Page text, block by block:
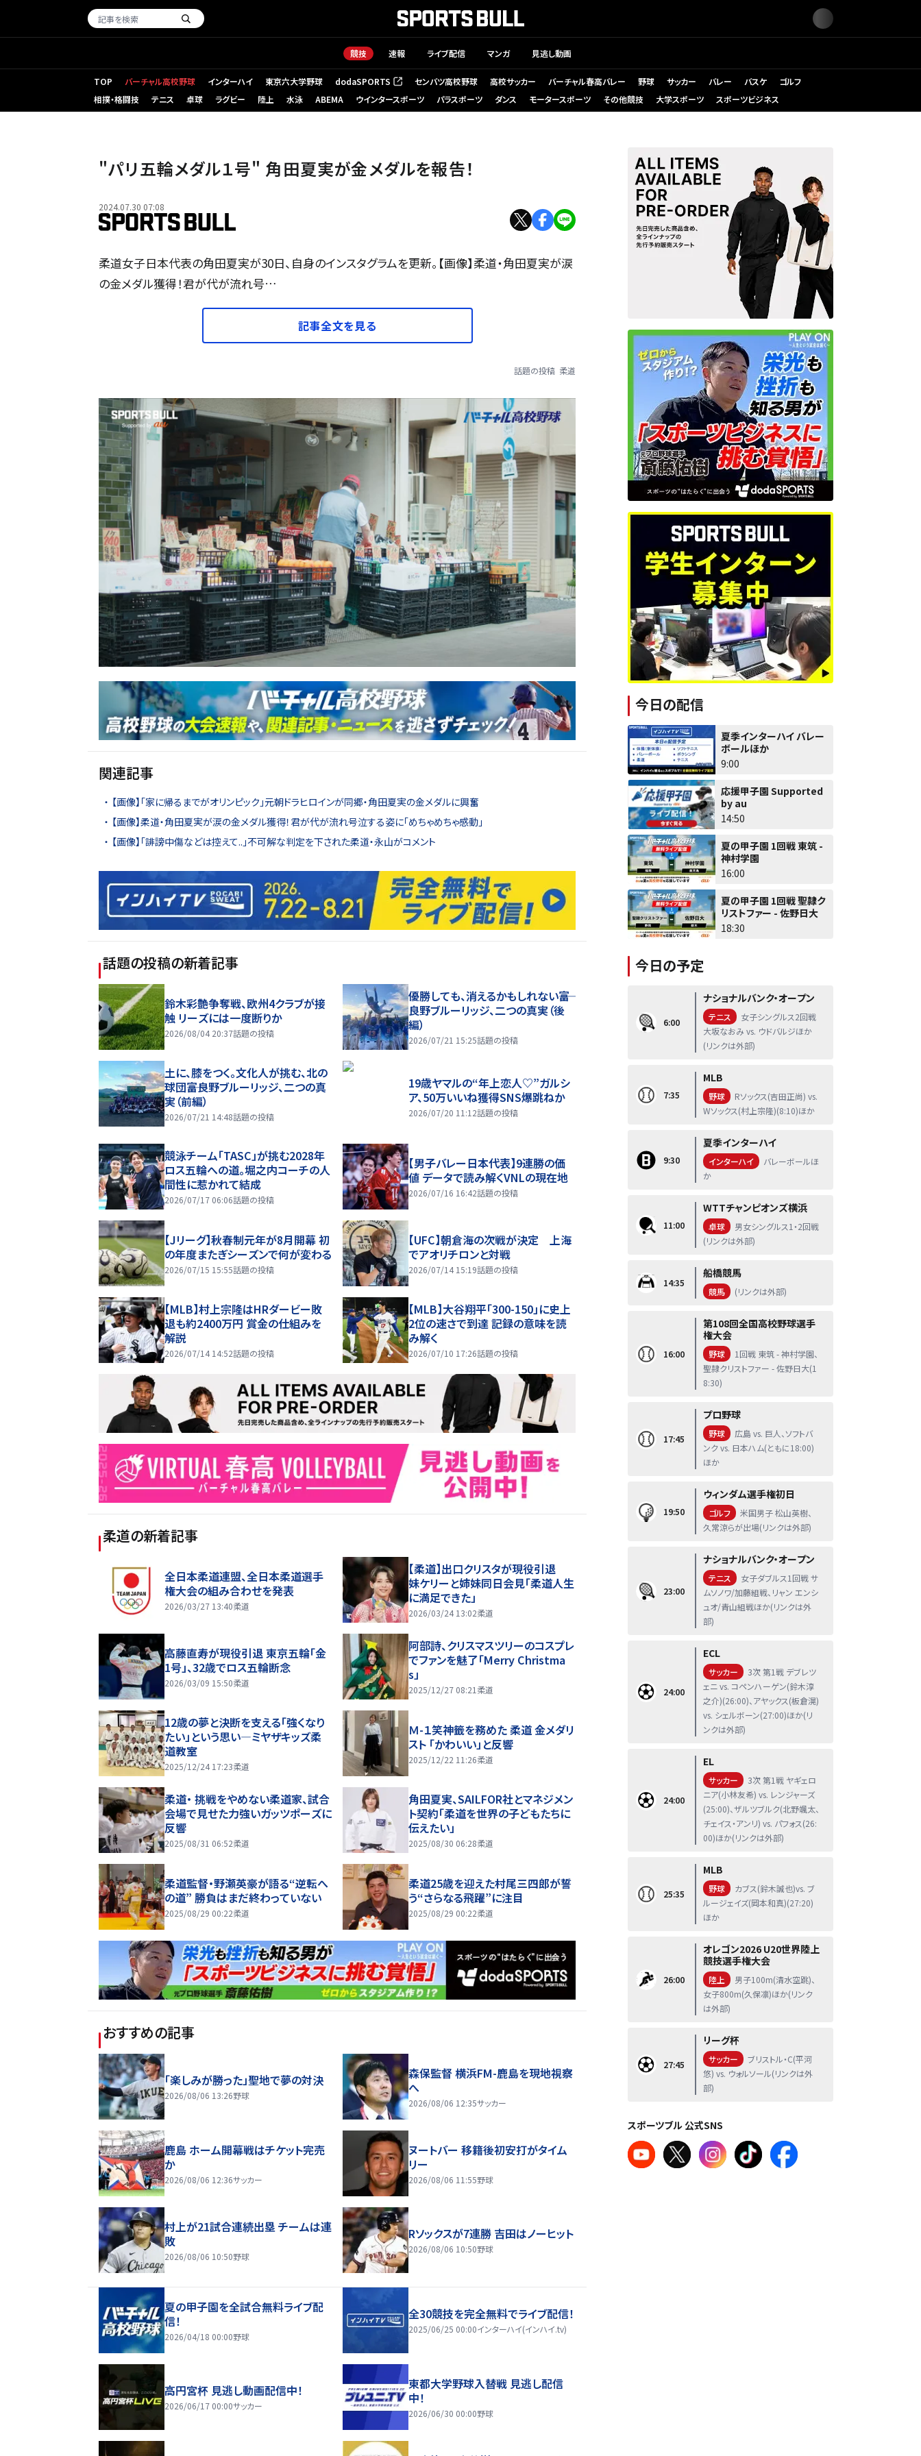
競技 速報 ライブ配信 マンガ 見逃し動画
TOP バーチャル高校野球 インターハイ 東京六大学野球 dodaSPORTS
（新しいタブで開く） センバツ高校野球 高校サッカー バーチャル春高バレー 野球 サッカー バレー バスケ
ゴルフ
相撲・格闘技
テニス 卓球 ラグビー 陸上 水泳 ABEMA ウインタースポーツ パラスポーツ ダンス モータースポーツ その他競技 大学スポーツ スポーツビジネス
"パリ五輪メダル１号" 角田夏実が金メダルを報告！
2024.07.30 07:08
柔道女子日本代表の角田夏実が30日、自身のインスタグラムを更新。【画像】柔道・角田夏実が涙
の金メダル獲得！君が代が流れ号…
記事全文を見る
話題の投稿 柔道
関連記事
【画像】「家に帰るまでがオリンピック」元朝ドラヒロインが同郷・角田夏実の金メダルに興奮
【画像】柔道・角田夏実が涙の金メダル獲得！君が代が流れ号泣する姿に「めちゃめちゃ感動」
【画像】「誹謗中傷などは控えて..」不可解な判定を下された柔道・永山がコメント
話題の投稿の新着記事
鈴木彩艶争奪戦、欧州4クラブが接
触 リーズには一度断りか
2026/08/04 20:37話題の投稿
優勝しても、消えるかもしれない――富
良野ブルーリッジ、二つの真実（後
編）
2026/07/21 15:25話題の投稿
土に、膝をつく。文化人が挑む、北の
球団――富良野ブルーリッジ、二つの真
実（前編）
2026/07/21 14:48話題の投稿
19歳ヤマルの“年上恋人♡”ガルシ
ア、50万いいね獲得SNS爆跳ねか
2026/07/20 11:12話題の投稿
競泳チーム「TASC」が挑む2028年
ロス五輪への道。堀之内コーチの人
間性に惹かれて結成
2026/07/17 06:06話題の投稿
【男子バレー日本代表】9連勝の価
値 データで読み解くVNLの現在地
2026/07/16 16:42話題の投稿
【Jリーグ】秋春制元年が8月開幕 初
の年度またぎシーズンで何が変わる
2026/07/15 15:55話題の投稿
【UFC】朝倉海の次戦が決定 上海
でアオリチロンと対戦
2026/07/14 15:19話題の投稿
【MLB】村上宗隆はHRダービー敗
退も約2400万円 賞金の仕組みを
解説
2026/07/14 14:52話題の投稿
【MLB】大谷翔平「300-150」に史上
2位の速さで到達 記録の意味を読
み解く
2026/07/10 17:26話題の投稿
柔道の新着記事
全日本柔道連盟、全日本柔道選手
権大会の組み合わせを発表
2026/03/27 13:40柔道
【柔道】出口クリスタが現役引退
妹ケリーと姉妹同日会見「柔道人生
に満足できた」
2026/03/24 13:02柔道
高藤直寿が現役引退 東京五輪「金
1号」、32歳でロス五輪断念
2026/03/09 15:50柔道
阿部詩、クリスマスツリーのコスプレ
でファンを魅了「Merry Christma
s」
2025/12/27 08:21 柔道
12歳の夢と決断を支える「強くなり
たい」という思い―ミヤザキッズ柔
道教室
2025/12/24 17:23柔道
Ｍ-１笑神籤を務めた 柔道 金メダリ
スト 「かわいい」と反響
2025/12/22 11:26柔道
柔道・ 挑戦をやめない柔道家、試合
会場で見せた力強いガッツポーズに
反響
2025/08/31 06:52柔道
角田夏実、SAILFOR社とマネジメン
ト契約「柔道を世界の子どもたちに
伝えたい」
2025/08/30 06:28柔道
柔道監督・野瀬英豪が語る“逆転へ
の道” 勝負はまだ終わっていない
2025/08/29 00:22柔道
柔道25歳を迎えた村尾三四郎が誓
う“さらなる飛躍”に注目
2025/08/29 00:22柔道
おすすめの記事
「楽しみが勝った」聖地で夢の対決
2026/08/06 13:26野球
森保監督 横浜FM-鹿島を現地視察
へ
2026/08/06 12:35サッカー
鹿島 ホーム開幕戦はチケット完売
か
2026/08/06 12:36サッカー
ヌートバー 移籍後初安打がタイム
リー
2026/08/06 11:55野球
村上が21試合連続出塁 チームは連
敗
2026/08/06 10:50野球
Rソックスが7連勝 吉田はノーヒット
2026/08/06 10:50野球
夏の甲子園を全試合無料ライブ配
信！
2026/04/18 00:00野球
全30競技を完全無料でライブ配信！
2025/06/25 00:00インターハイ(インハイ.tv)
高円宮杯 見逃し動画配信中！
2026/06/17 00:00サッカー
東都大学野球入替戦 見逃し配信
中！
2026/06/30 00:00野球
今日の配信
夏季インターハイ バレー
ボールほか
9:00
応援甲子園 Supported
by au
14:50
夏の甲子園 1回戦 東筑 -
神村学園
16:00
夏の甲子園 1回戦 聖隷ク
リストファー - 佐野日大
18:30
今日の予定
6:00
ナショナルバンク・オープン
テニス
女子シングルス2回戦
大坂なおみ vs. ウドバルジほか
(リンクは外部)
7:35
MLB
野球
Rソックス(吉田正尚) vs.
Wソックス(村上宗隆)(8:10)ほか
9:30
夏季インターハイ
インターハイ
バレーボールほ
か
11:00
WTTチャンピオンズ横浜
卓球
男女シングルス1・2回戦
(リンクは外部)
14:35
船橋競馬
競馬 (リンクは外部)
16:00
第108回全国高校野球選手
権大会
野球
1回戦 東筑 - 神村学園、
聖隷クリストファー - 佐野日大(1
8:30)
17:45
プロ野球
野球
広島 vs. 巨人、ソフトバ
ンク vs. 日本ハム(ともに18:00)
ほか
19:50
ウィンダム選手権初日
ゴルフ
米国男子 松山英樹、
久常涼らが出場(リンクは外部)
23:00
ナショナルバンク・オープン
テニス
女子ダブルス1回戦 サ
ムソノワ/加藤組戦、リャン エンシ
ュオ/青山組戦ほか(リンクは外
部)
24:00
ECL
サッカー
3次 第1戦 デブレツ
ェニ vs. コペンハーゲン(鈴木淳
之介)(26:00)、アヤックス(板倉滉)
vs. シェルボーン(27:00)ほか(リ
ンクは外部)
24:00
EL
サッカー
3次 第1戦 ヤギェロ
ニア(小林友希) vs. レンジャーズ
(25:00)、ザルツブルク(北野颯太、
チェイス・アンリ) vs. パフォス(26:
00)ほか(リンクは外部)
25:35
MLB
野球
カブス(鈴木誠也)vs. ブ
ルージェイズ(岡本和真)(27:20)
ほか
26:00
オレゴン2026 U20世界陸上
競技選手権大会
陸上
男子100m(清水空跳)、
女子800m(久保凛)ほか(リンク
は外部)
27:45
リーグ杯
サッカー
ブリストル・C(平河
悠) vs. ウォルソール(リンクは外
部)
スポーツブル 公式SNS